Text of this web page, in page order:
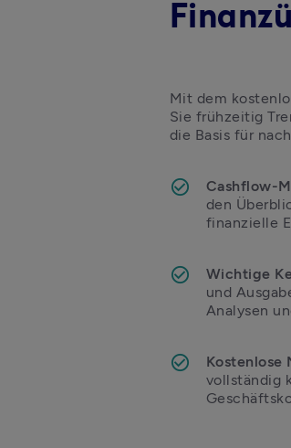
Mit dem
Sie frühzeitig
die Basis für
Cashflow-
den
finanzielle
Wichtige
und
Analysen
Kostenlose
vollständig